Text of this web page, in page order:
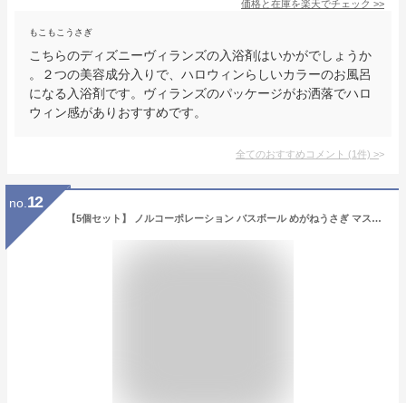
価格と在庫を楽天でチェック >>
もこもこうさぎ
こちらのディズニーヴィランズの入浴剤はいかがでしょうか
。２つの美容成分入りで、ハロウィンらしいカラーのお風呂
になる入浴剤です。ヴィランズのパッケージがお洒落でハロ
ウィン感がありおすすめです。
全てのおすすめコメント (1件) >
no. 12
【5個セット】 ノルコーポレーション バスボール めがねうさぎ マスコット入り 冊子付 香り付き 60g OB-MGU-1-1 おもちゃ 入り バスボム バスグッズ 炭酸 絵本 キャラクター 女の子 男の子 園児 小学生【バスタイムにあって便利な泡立てネット付き】